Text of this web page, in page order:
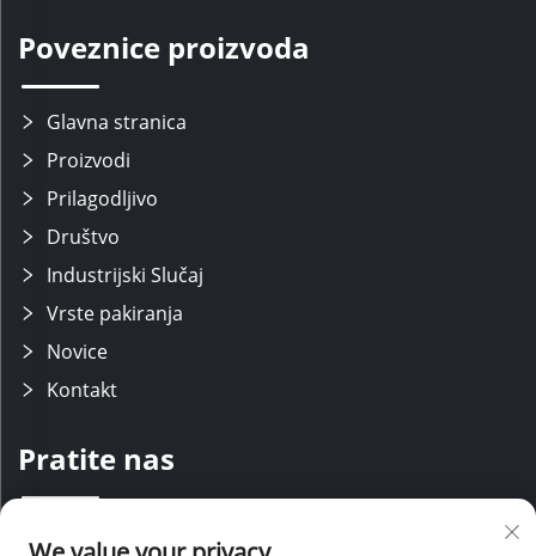
Poveznice proizvoda
Glavna stranica
Proizvodi
Prilagodljivo
Društvo
Industrijski Slučaj
Vrste pakiranja
Novice
Kontakt
Pratite nas
Održavamo stručni istraživačko-razvojni tim s modernim proizvodnim